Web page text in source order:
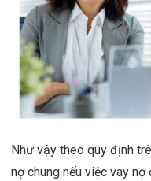
Như vậy theo quy định
nợ chung nếu việc vay